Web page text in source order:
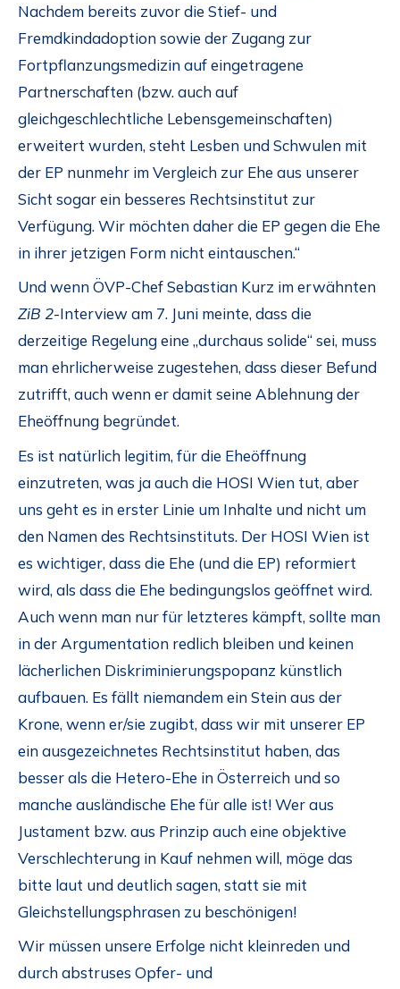
Nachdem bereits zuvor die Stief- und
Fremdkindadoption sowie der Zugang zur
Fortpflanzungsmedizin auf eingetragene
Partnerschaften (bzw. auch auf
gleichgeschlechtliche Lebensgemeinschaften)
erweitert wurden, steht Lesben und Schwulen mit
der EP nunmehr im Vergleich zur Ehe aus unserer
Sicht sogar ein besseres Rechtsinstitut zur
Verfügung. Wir möchten daher die EP gegen die Ehe
in ihrer jetzigen Form nicht eintauschen.“
Und wenn ÖVP-Chef Sebastian Kurz im erwähnten
ZiB 2-Interview am 7. Juni meinte, dass die
derzeitige Regelung eine „durchaus solide“ sei, muss
man ehrlicherweise zugestehen, dass dieser Befund
zutrifft, auch wenn er damit seine Ablehnung der
Eheöffnung begründet.
Es ist natürlich legitim, für die Eheöffnung
einzutreten, was ja auch die HOSI Wien tut, aber
uns geht es in erster Linie um Inhalte und nicht um
den Namen des Rechtsinstituts. Der HOSI Wien ist
es wichtiger, dass die Ehe (und die EP) reformiert
wird, als dass die Ehe bedingungslos geöffnet wird.
Auch wenn man nur für letzteres kämpft, sollte man
in der Argumentation redlich bleiben und keinen
lächerlichen Diskriminierungspopanz künstlich
aufbauen. Es fällt niemandem ein Stein aus der
Krone, wenn er/sie zugibt, dass wir mit unserer EP
ein ausgezeichnetes Rechtsinstitut haben, das
besser als die Hetero-Ehe in Österreich und so
manche ausländische Ehe für alle ist! Wer aus
Justament bzw. aus Prinzip auch eine objektive
Verschlechterung in Kauf nehmen will, möge das
bitte laut und deutlich sagen, statt sie mit
Gleichstellungsphrasen zu beschönigen!
Wir müssen unsere Erfolge nicht kleinreden und
durch abstruses Opfer- und